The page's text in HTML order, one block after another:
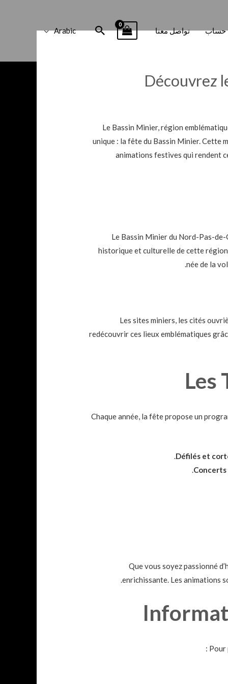
حساب تواصل معنا البحث Arabic
Découvrez
Le Bassin Minier, région
unique : la fête du Bassin Minier. Cette
animations festives qui rendent
Le Bassin Minier du Nord-Pas-
historique et culturelle de cette
née de la
Les sites miniers, les cités
redécouvrir ces lieux emblématiques
Les
Chaque année, la fête propose un
Défilés et
Concerts
Que vous soyez passionné
enrichissante. Les animations
Pour